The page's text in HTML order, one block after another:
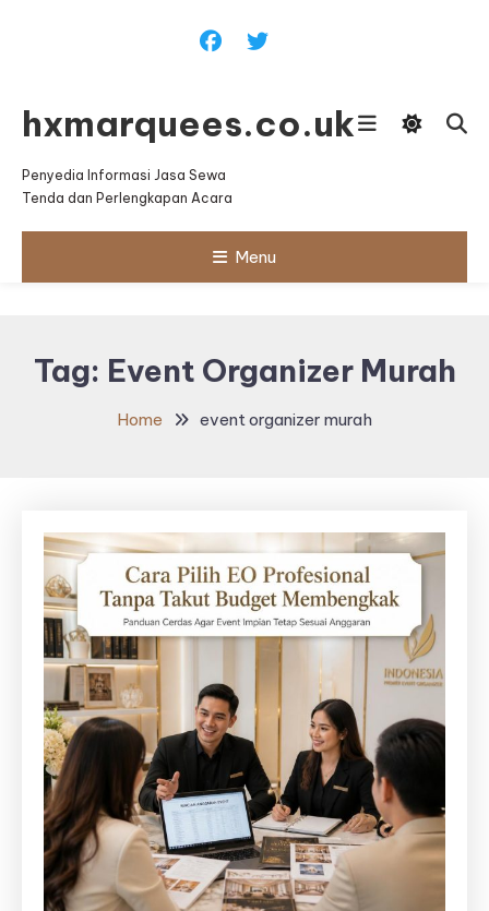
hxmarquees.co.uk
Penyedia Informasi Jasa Sewa
Tenda dan Perlengkapan Acara
Menu
Tag: Event Organizer Murah
Home event organizer murah